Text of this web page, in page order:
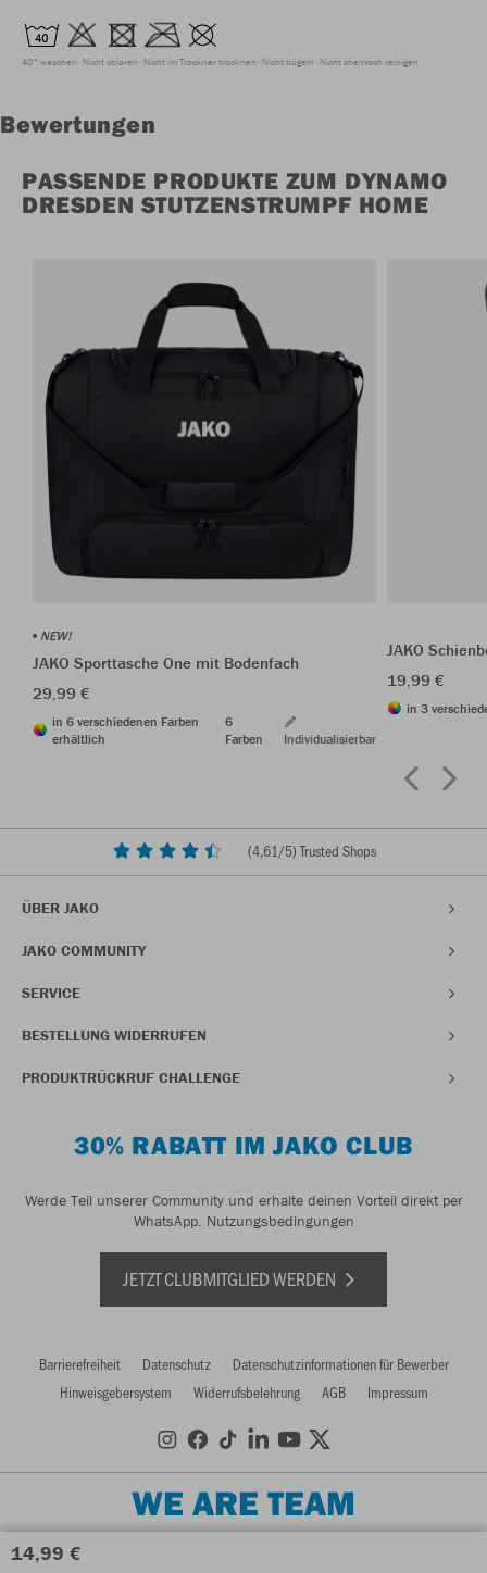
14,99 €
40° waschen Nicht chloren Nicht im Trockner trocknen Nicht bügeln Nicht chemisch reinigen
Bewertungen
PASSENDE PRODUKTE ZUM DYNAMO
DRESDEN STUTZENSTRUMPF HOME
NEW!
JAKO Sporttasche One mit Bodenfach
29,99 €
in 6 verschiedenen Farben
erhältlich
6
Farben
Individualisierbar
JAKO
19,99 €
in 3
(4,61/5) Trusted Shops
ÜBER JAKO
JAKO COMMUNITY
SERVICE
BESTELLUNG WIDERRUFEN
PRODUKTRÜCKRUF CHALLENGE
30% RABATT IM JAKO CLUB
Werde Teil unserer Community und erhalte deinen Vorteil direkt per
WhatsApp. Nutzungsbedingungen
JETZT CLUBMITGLIED WERDEN
Barrierefreiheit Datenschutz
Datenschutzinformationen für Bewerber
Hinweisgebersystem
Widerrufsbelehrung AGB Impressum
WE ARE TEAM